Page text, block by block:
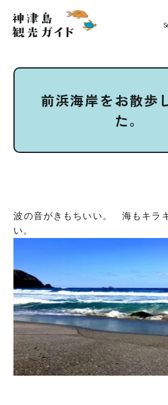
前浜海岸をお散歩
た。
波の音がきもちいい。 海もキラ
い。